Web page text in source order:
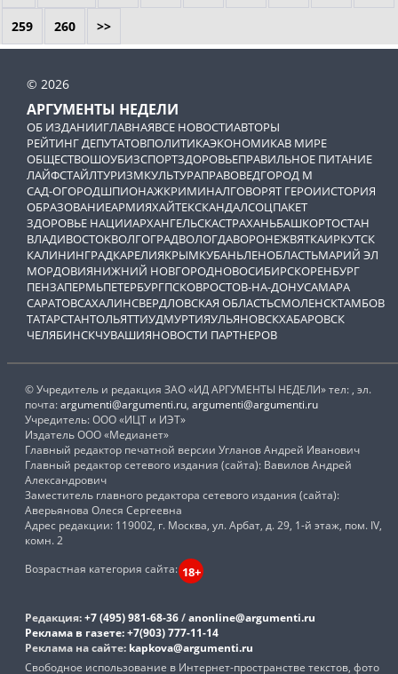
259 260 >>
© 2026
АРГУМЕНТЫ НЕДЕЛИ
ОБ ИЗДАНИИГЛАВНАЯВСЕ НОВОСТИАВТОРЫ
РЕЙТИНГ ДЕПУТАТОВПОЛИТИКАЭКОНОМИКАВ МИРЕ
ОБЩЕСТВОШОУБИЗСПОРТЗДОРОВЬЕПРАВИЛЬНОЕ ПИТАНИЕ
ЛАЙФСТАЙЛТУРИЗМКУЛЬТУРАПРАВОВЕДГОРОД М
САД-ОГОРОДШПИОНАЖКРИМИНАЛГОВОРЯТ ГЕРОИИСТОРИЯ
ОБРАЗОВАНИЕАРМИЯХАЙТЕКСКАНДАЛСОЦПАКЕТ
ЗДОРОВЬЕ НАЦИИАРХАНГЕЛЬСКАСТРАХАНЬБАШКОРТОСТАН
ВЛАДИВОСТОКВОЛГОГРАДВОЛОГДАВОРОНЕЖВЯТКАИРКУТСК
КАЛИНИНГРАДКАРЕЛИЯКРЫМКУБАНЬЛЕНОБЛАСТЬМАРИЙ ЭЛ
МОРДОВИЯНИЖНИЙ НОВГОРОДНОВОСИБИРСКОРЕНБУРГ
ПЕНЗАПЕРМЬПЕТЕРБУРГПСКОВРОСТОВ-НА-ДОНУСАМАРА
САРАТОВСАХАЛИНСВЕРДЛОВСКАЯ ОБЛАСТЬСМОЛЕНСКТАМБОВ
ТАТАРСТАНТОЛЬЯТТИУДМУРТИЯУЛЬЯНОВСКХАБАРОВСК
ЧЕЛЯБИНСКЧУВАШИЯНОВОСТИ ПАРТНЕРОВ
© Учредитель и редакция ЗАО «ИД АРГУМЕНТЫ НЕДЕЛИ» тел: , эл.
почта:argumenti@argumenti.ru, argumenti@argumenti.ru
Учредитель: ООО «ИЦТ и ИЭТ»
Издатель ООО «Медианет»
Главный редактор печатной версии Угланов Андрей Иванович
Главный редактор сетевого издания (сайта): Вавилов Андрей
Александрович
Заместитель главного редактора сетевого издания (сайта):
Аверьянова Олеся Сергеевна
Адрес редакции: 119002, г. Москва, ул. Арбат, д. 29, 1-й этаж, пом. IV,
комн. 2
Возрастная категория сайта: 18+
Редакция:+7 (495) 981-68-36/anonline@argumenti.ru
Реклама в газете:+7(903) 777-11-14
Реклама на сайте: kapkova@argumenti.ru
Свободное использование в Интернет-пространстве текстов, фото